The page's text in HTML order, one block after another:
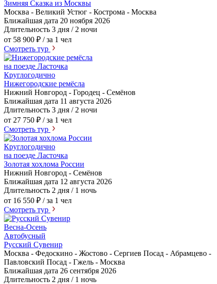
Зимняя Сказка из Москвы
Москва - Великий Устюг - Кострома - Москва
Ближайшая дата 20 ноября 2026
Длительность 3 дня / 2 ночи
от 58 900 ₽ / за 1 чел
Смотреть тур
на поезде Ласточка
Круглогодично
Нижегородские ремёсла
Нижний Новгород - Городец - Семёнов
Ближайшая дата 11 августа 2026
Длительность 3 дня / 2 ночи
от 27 750 ₽ / за 1 чел
Смотреть тур
Круглогодично
на поезде Ласточка
Золотая хохлома России
Нижний Новгород - Семёнов
Ближайшая дата 12 августа 2026
Длительность 2 дня / 1 ночь
от 16 550 ₽ / за 1 чел
Смотреть тур
Весна-Осень
Автобусный
Русский Сувенир
Москва - Федоскино - Жостово - Сергиев Посад - Абрамцево -
Павловский Посад - Гжель - Москва
Ближайшая дата 26 сентября 2026
Длительность 2 дня / 1 ночь